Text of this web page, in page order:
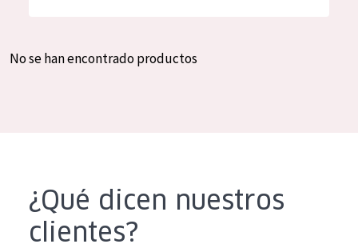
Crema de día
Crema de noche
Spanish
No se han encontrado productos
¿Qué dicen nuestros
clientes?